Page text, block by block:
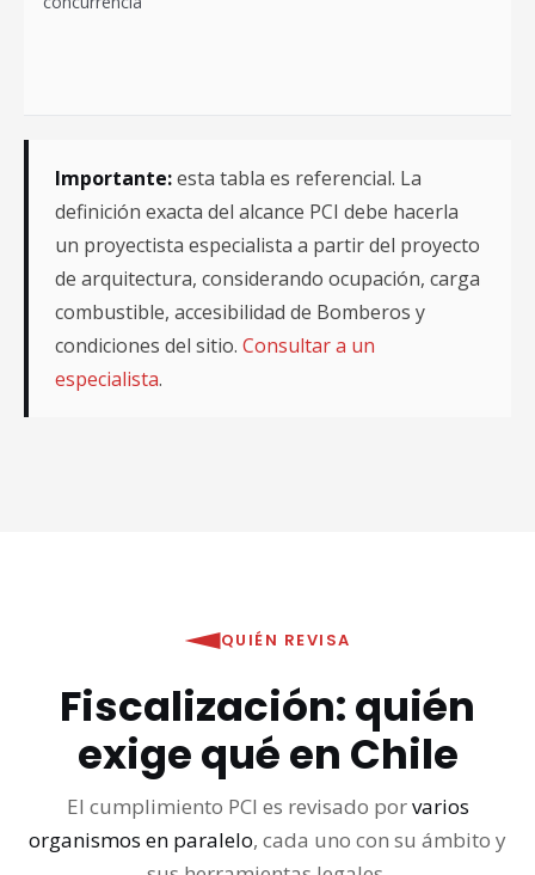
Importante:esta tabla es referencial. La
definición exacta del alcance PCI debe hacerla
un proyectista especialista a partir del proyecto
de arquitectura, considerando ocupación, carga
combustible, accesibilidad de Bomberos y
condiciones del sitio. Consultar a un
especialista.
QUIÉN REVISA
Fiscalización: quién
exige qué en Chile
El cumplimiento PCI es revisado porvarios
organismos en paralelo, cada uno con su ámbito y